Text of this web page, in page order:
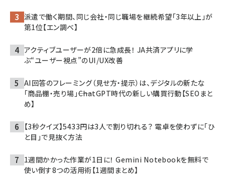
派遣で働く期間、同じ会社・同じ職場を継続希望「3年以上」が
第1位【エン調べ】
アクティブユーザーが2倍に急成長！ JA共済アプリに学
ぶ“ユーザー視点”のUI/UX改善
AI回答のフレーミング（見せ方・提示）は、デジタルの新たな
「商品棚・売り場」――ChatGPT時代の新しい購買行動【SEOまと
め】
【3秒クイズ】5433円は3人で割り切れる？ 電卓を使わずに「ひ
と目」で見抜く方法
1週間かかった作業が1日に！ Gemini Notebookを無料で
使い倒す8つの活用術【1週間まとめ】